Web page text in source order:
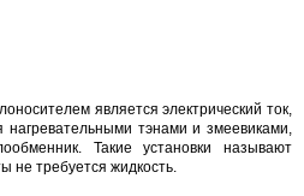
является электрический ток,
нагревательными тэнами и змеевиками,
Такие установки называют
не требуется жидкость.